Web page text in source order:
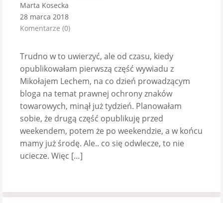
Marta Kosecka
28 marca 2018
Komentarze (0)
Trudno w to uwierzyć, ale od czasu, kiedy
opublikowałam pierwszą część wywiadu z
Mikołajem Lechem, na co dzień prowadzącym
bloga na temat prawnej ochrony znaków
towarowych, minął już tydzień. Planowałam
sobie, że drugą część opublikuję przed
weekendem, potem że po weekendzie, a w końcu
mamy już środę. Ale.. co się odwlecze, to nie
uciecze. Więc […]